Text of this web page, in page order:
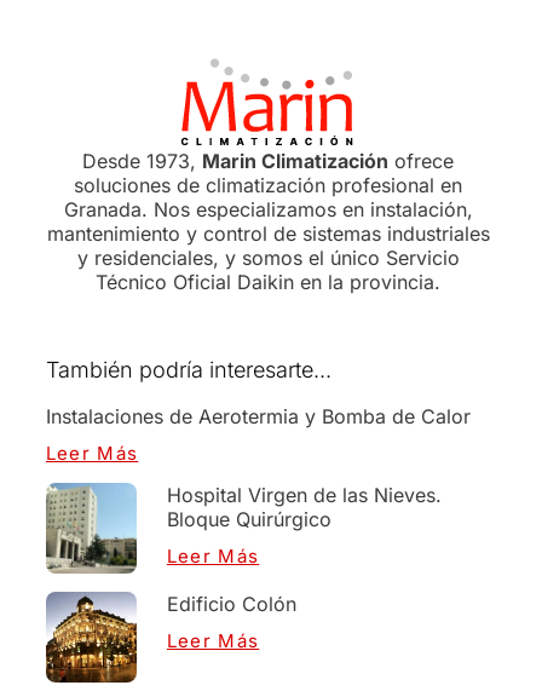
Desde 1973, Marin Climatización ofrece
soluciones de climatización profesional en
Granada. Nos especializamos en instalación,
mantenimiento y control de sistemas industriales
y residenciales, y somos el único Servicio
Técnico Oficial Daikin en la provincia.
También podría interesarte...
Instalaciones de Aerotermia y Bomba de Calor
Leer Más
Hospital Virgen de las Nieves.
Bloque Quirúrgico
Leer Más
Edificio Colón
Leer Más